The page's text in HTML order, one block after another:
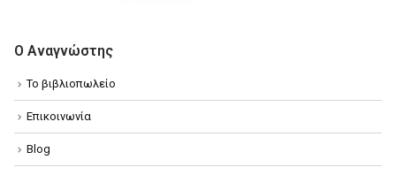
Ο Αναγνώστης
Το βιβλιοπωλείο
Επικοινωνία
Blog